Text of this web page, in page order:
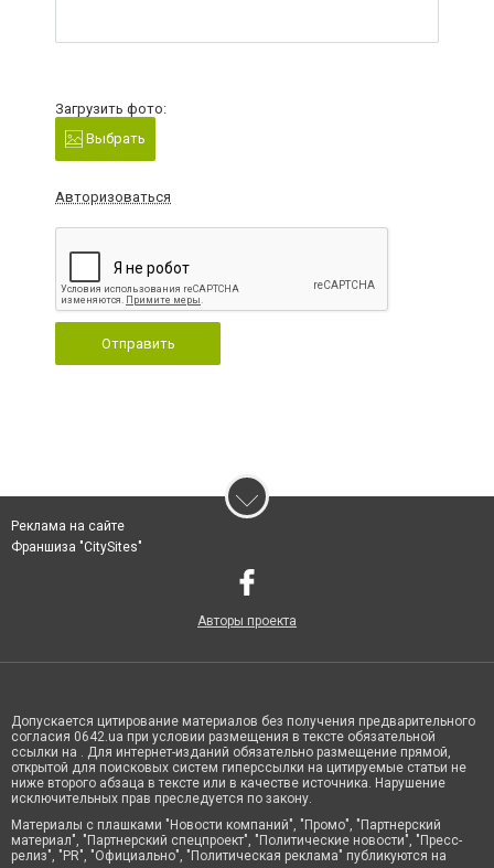
Загрузить фото:
Выбрать
Авторизоваться
Отправить
Реклама на сайте
Франшиза "CitySites"
Авторы проекта
Допускается цитирование материалов без получения предварительного
согласия 0642.ua при условии размещения в тексте обязательной
ссылки на . Для интернет-изданий обязательно размещение прямой,
открытой для поисковых систем гиперссылки на цитируемые статьи не
ниже второго абзаца в тексте или в качестве источника. Нарушение
исключительных прав преследуется по закону.
Материалы с плашками "Новости компаний", "Промо", "Партнерский
материал", "Партнерский спецпроект", "Политические новости", "Пресс-
релиз", "PR", "Официально", "Политическая реклама" публикуются на